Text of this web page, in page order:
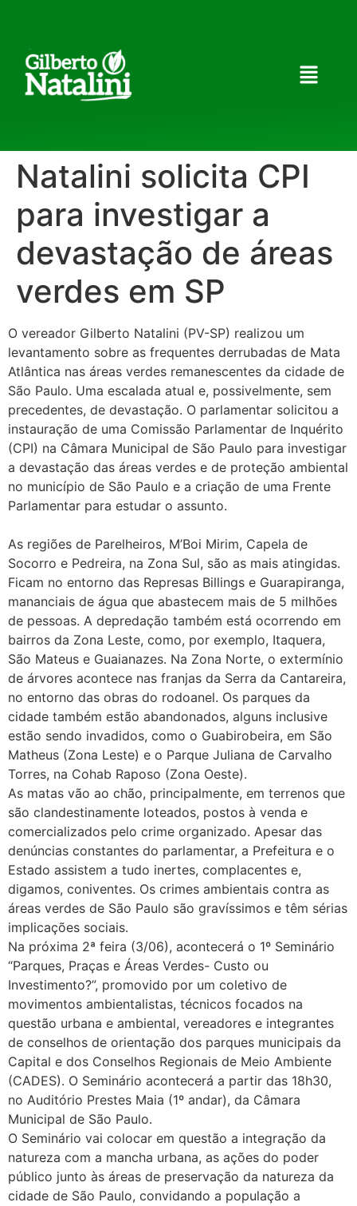
Natalini solicita CPI
para investigar a
devastação de áreas
verdes em SP
O vereador Gilberto Natalini (PV-SP) realizou um
levantamento sobre as frequentes derrubadas de Mata
Atlântica nas áreas verdes remanescentes da cidade de
São Paulo. Uma escalada atual e, possivelmente, sem
precedentes, de devastação. O parlamentar solicitou a
instauração de uma Comissão Parlamentar de Inquérito
(CPI) na Câmara Municipal de São Paulo para investigar
a devastação das áreas verdes e de proteção ambiental
no município de São Paulo e a criação de uma Frente
Parlamentar para estudar o assunto.
As regiões de Parelheiros, M’Boi Mirim, Capela de
Socorro e Pedreira, na Zona Sul, são as mais atingidas.
Ficam no entorno das Represas Billings e Guarapiranga,
mananciais de água que abastecem mais de 5 milhões
de pessoas. A depredação também está ocorrendo em
bairros da Zona Leste, como, por exemplo, Itaquera,
São Mateus e Guaianazes. Na Zona Norte, o extermínio
de árvores acontece nas franjas da Serra da Cantareira,
no entorno das obras do rodoanel. Os parques da
cidade também estão abandonados, alguns inclusive
estão sendo invadidos, como o Guabirobeira, em São
Matheus (Zona Leste) e o Parque Juliana de Carvalho
Torres, na Cohab Raposo (Zona Oeste).
As matas vão ao chão, principalmente, em terrenos que
são clandestinamente loteados, postos à venda e
comercializados pelo crime organizado. Apesar das
denúncias constantes do parlamentar, a Prefeitura e o
Estado assistem a tudo inertes, complacentes e,
digamos, coniventes. Os crimes ambientais contra as
áreas verdes de São Paulo são gravíssimos e têm sérias
implicações sociais.
Na próxima 2ª feira (3/06), acontecerá o 1º Seminário
“Parques, Praças e Áreas Verdes- Custo ou
Investimento?”, promovido por um coletivo de
movimentos ambientalistas, técnicos focados na
questão urbana e ambiental, vereadores e integrantes
de conselhos de orientação dos parques municipais da
Capital e dos Conselhos Regionais de Meio Ambiente
(CADES). O Seminário acontecerá a partir das 18h30,
no Auditório Prestes Maia (1º andar), da Câmara
Municipal de São Paulo.
O Seminário vai colocar em questão a integração da
natureza com a mancha urbana, as ações do poder
público junto às áreas de preservação da natureza da
cidade de São Paulo, convidando a população a